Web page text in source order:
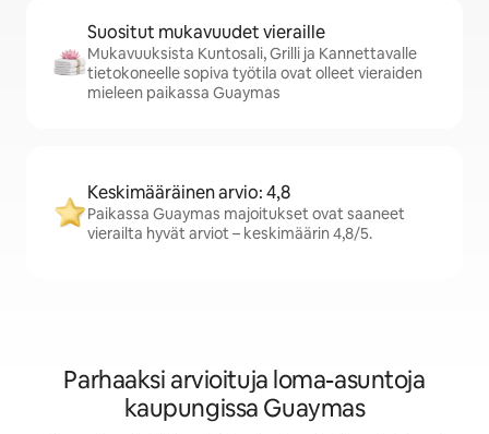
Suositut mukavuudet vieraille
Mukavuuksista Kuntosali, Grilli ja Kannettavalle
tietokoneelle sopiva työtila ovat olleet vieraiden
mieleen paikassa Guaymas
Keskimääräinen arvio: 4,8
Paikassa Guaymas majoitukset ovat saaneet
vierailta hyvät arviot – keskimäärin 4,8/5.
Parhaaksi arvioituja loma-asuntoja
kaupungissa Guaymas